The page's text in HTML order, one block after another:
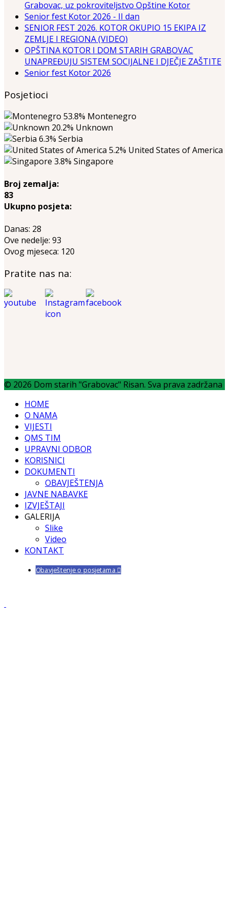
Grabovac, uz pokroviteljstvo Opštine Kotor
Senior fest Kotor 2026 - II dan
SENIOR FEST 2026. KOTOR OKUPIO 15 EKIPA IZ
ZEMLJE I REGIONA (VIDEO)
OPŠTINA KOTOR I DOM STARIH GRABOVAC
UNAPREĐUJU SISTEM SOCIJALNE I DJEČJE ZAŠTITE
Senior fest Kotor 2026
Posjetioci
53.8% Montenegro
20.2% Unknown
6.3% Serbia
5.2% United States of America
3.8% Singapore
Broj zemalja:
83
Ukupno posjeta:
Danas: 28
Ove nedelje: 93
Ovog mjeseca: 120
Pratite nas na:
© 2026 Dom starih "Grabovac" Risan. Sva prava zadržana
HOME
O NAMA
VIJESTI
QMS TIM
UPRAVNI ODBOR
KORISNICI
DOKUMENTI
OBAVJEŠTENJA
JAVNE NABAVKE
IZVJEŠTAJI
GALERIJA
Slike
Video
KONTAKT
Obavještenje o posjetama 